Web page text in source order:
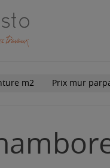
m2 Prix mur